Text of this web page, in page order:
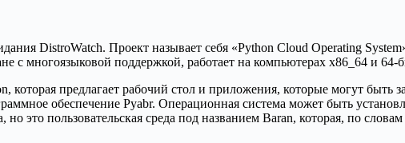
DistroWatch. Проект называет себя «Python Cloud Operating
с многоязыковой поддержкой, работает на компьютерах x86_64 и
которая предлагает рабочий стол и приложения, которые могут
обеспечение Pyabr. Операционная система может быть
это пользовательская среда под названием Baran, которая, по